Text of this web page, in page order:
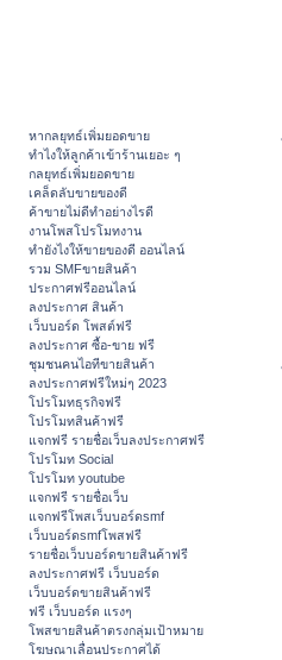
หากลยุทธ์เพิ่มยอดขาย
ทําไงให้ลูกค้าเข้าร้านเยอะ ๆ
กลยุทธ์เพิ่มยอดขาย
เคล็ดลับขายของดี
ค้าขายไม่ดีทำอย่างไรดี
งานโพสโปรโมทงาน
ทํายังไงให้ขายของดี ออนไลน์
รวม SMFขายสินค้า
ประกาศฟรีออนไลน์
ลงประกาศ สินค้า
เว็บบอร์ด โพสต์ฟรี
ลงประกาศ ซื้อ-ขาย ฟรี
ชุมชนคนไอทีขายสินค้า
ลงประกาศฟรีใหม่ๆ 2023
โปรโมทธุรกิจฟรี
โปรโมทสินค้าฟรี
แจกฟรี รายชื่อเว็บลงประกาศฟรี
โปรโมท Social
โปรโมท youtube
แจกฟรี รายชื่อเว็บ
แจกฟรีโพสเว็บบอร์ดsmf
เว็บบอร์ดsmfโพสฟรี
รายชื่อเว็บบอร์ดขายสินค้าฟรี
ลงประกาศฟรี เว็บบอร์ด
เว็บบอร์ดขายสินค้าฟรี
ฟรี เว็บบอร์ด แรงๆ
โพสขายสินค้าตรงกลุ่มเป้าหมาย
โฆษณาเลื่อนประกาศได้